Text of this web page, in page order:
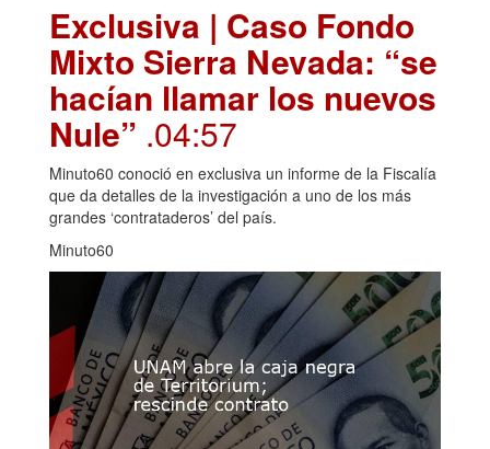
Exclusiva | Caso Fondo
Mixto Sierra Nevada: “se
hacían llamar los nuevos
Nule” .04:57
Minuto60 conoció en exclusiva un informe de la Fiscalía
que da detalles de la investigación a uno de los más
grandes ‘contrataderos’ del país.
Minuto60